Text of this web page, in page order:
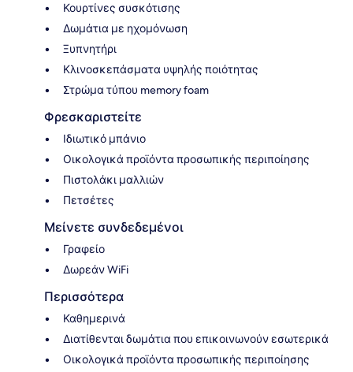
Κουρτίνες συσκότισης
Δωμάτια με ηχομόνωση
Ξυπνητήρι
Κλινοσκεπάσματα υψηλής ποιότητας
Στρώμα τύπου memory foam
Φρεσκαριστείτε
Ιδιωτικό μπάνιο
Οικολογικά προϊόντα προσωπικής περιποίησης
Πιστολάκι μαλλιών
Πετσέτες
Μείνετε συνδεδεμένοι
Γραφείο
Δωρεάν WiFi
Περισσότερα
Καθημερινά
Διατίθενται δωμάτια που επικοινωνούν εσωτερικά
Οικολογικά προϊόντα προσωπικής περιποίησης